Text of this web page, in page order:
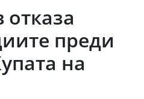
преди
на